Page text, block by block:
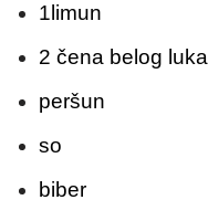
1limun
2 čena belog luka
peršun
so
biber